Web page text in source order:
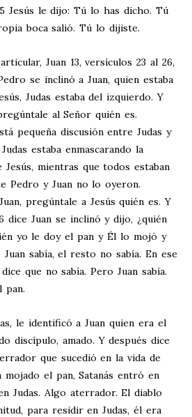
Jesús le dijo: Tú lo has dicho. Tú
boca salió. Tú lo dijiste.
Juan 13, versículos 23 al 26,
se inclinó a Juan, quien estaba
Judas estaba del izquierdo. Y
al Señor quién es.
pequeña discusión entre Judas y
estaba enmascarando la
mientras que todos estaban
Pedro y Juan no lo oyeron.
pregúntale a Jesús quién es. Y
dice Juan se inclinó y dijo, ¿quién
yo le doy el pan y Él lo mojó y
sabía, el resto no sabía. En ese
dice que no sabía. Pero Juan sabía.
pan.
le identificó a Juan quien era el
discípulo, amado. Y después dice
que sucedió en la vida de
mojado el pan, Satanás entró en
Judas. Algo aterrador. El diablo
para residir en Judas, él era